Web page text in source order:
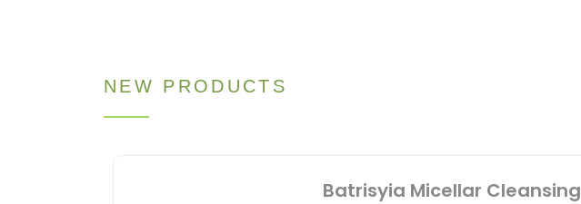
NEW PRODUCTS
Batrisyia Micellar Cleansing